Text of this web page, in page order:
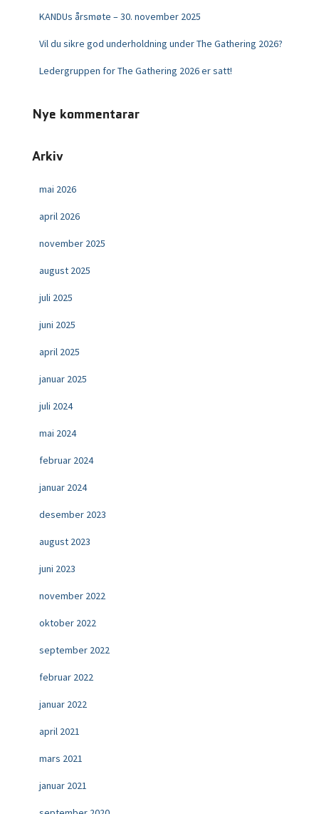
KANDUs årsmøte – 30. november 2025
Vil du sikre god underholdning under The Gathering 2026?
Ledergruppen for The Gathering 2026 er satt!
Nye kommentarar
Arkiv
mai 2026
april 2026
november 2025
august 2025
juli 2025
juni 2025
april 2025
januar 2025
juli 2024
mai 2024
februar 2024
januar 2024
desember 2023
august 2023
juni 2023
november 2022
oktober 2022
september 2022
februar 2022
januar 2022
april 2021
mars 2021
januar 2021